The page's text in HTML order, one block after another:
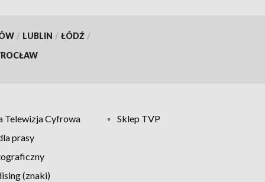
/ LUBLIN / ŁÓDŹ /
Telewizja Cyfrowa
Sklep TVP
prasy
(znaki)